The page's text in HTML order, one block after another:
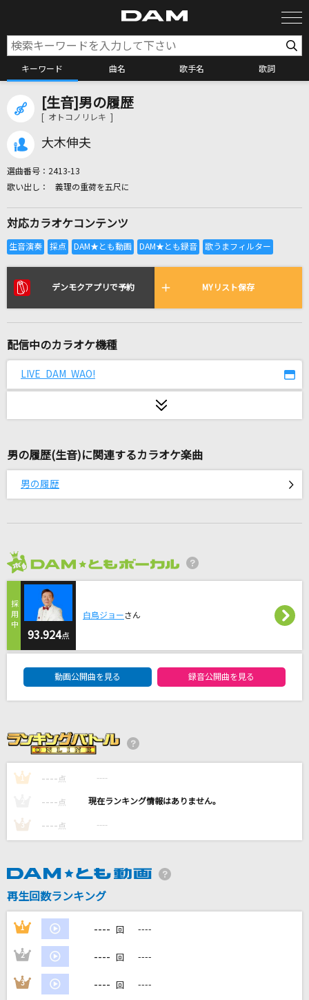
キーワード 曲名 歌手名 歌詞
カラオケ検索
全国りれき
リアルタイムで歌われている曲の一覧
STARS
[生音]月のしずく
愛をこめて花束を
Superfly
[生音]さよならエレジー
Habit
SEKAI NO OWARI(世界の終わり)
やっぱり雨は降るんだね
ツユ
波乗りジョニー
桑田佳祐
You're the Only…
小野正利
yukaDD(;´∀｀)
DAMの新曲・ランキングなど
カラオケ最新情報をチェック！
カラオケをもっと楽しもう！
[生音]男の履歴
[ オトコノリレキ ]
大木伸夫
選曲番号： 2413-13
義理の重荷を五尺に
対応カラオケコンテンツ
デンモクアプリで予約 MYリスト保存
配信中のカラオケ機種
LIVE DAM WAO!
男の履歴(生音)に関連するカラオケ楽曲
男の履歴
93.924点
白鳥ジョーさん
動画公開曲を見る 録音公開曲を見る
1 ---- 点 ----
---- 点 ----
3 ---- 点 ----
再生回数ランキング
1 ---- 回 ----
2 ---- 回 ----
3 ---- 回 ----